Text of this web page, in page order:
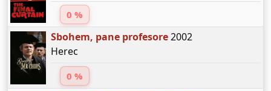
0 %
Sbohem, pane profesore2002
Herec
0 %